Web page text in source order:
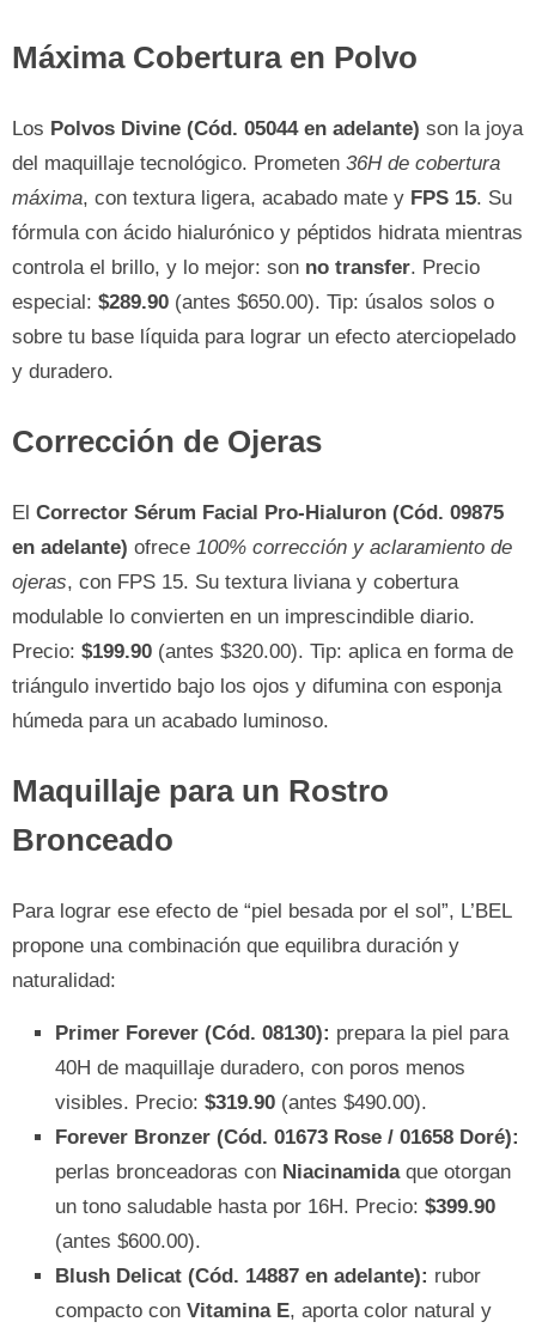
Máxima Cobertura en Polvo
Los Polvos Divine (Cód. 05044 en adelante) son la joya
del maquillaje tecnológico. Prometen 36H de cobertura
máxima, con textura ligera, acabado mate y FPS 15. Su
fórmula con ácido hialurónico y péptidos hidrata mientras
controla el brillo, y lo mejor: son no transfer. Precio
especial: $289.90 (antes $650.00). Tip: úsalos solos o
sobre tu base líquida para lograr un efecto aterciopelado
y duradero.
Corrección de Ojeras
El Corrector Sérum Facial Pro-Hialuron (Cód. 09875
en adelante) ofrece 100% corrección y aclaramiento de
ojeras, con FPS 15. Su textura liviana y cobertura
modulable lo convierten en un imprescindible diario.
Precio: $199.90 (antes $320.00). Tip: aplica en forma de
triángulo invertido bajo los ojos y difumina con esponja
húmeda para un acabado luminoso.
Maquillaje para un Rostro
Bronceado
Para lograr ese efecto de “piel besada por el sol”, L’BEL
propone una combinación que equilibra duración y
naturalidad:
Primer Forever (Cód. 08130): prepara la piel para
40H de maquillaje duradero, con poros menos
visibles. Precio: $319.90 (antes $490.00).
Forever Bronzer (Cód. 01673 Rose / 01658 Doré):
perlas bronceadoras con Niacinamidaque otorgan
un tono saludable hasta por 16H. Precio: $399.90
(antes $600.00).
Blush Delicat (Cód. 14887 en adelante): rubor
compacto con Vitamina E, aporta color natural y